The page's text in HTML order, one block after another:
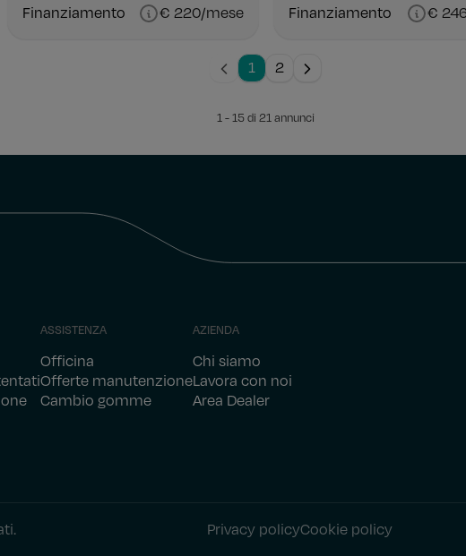
Finanziamento € 220/mese Finanziamento €
1 2
1 - 15 di 21 annunci
ASSISTENZA
Officina
Offerte manutenzione
Cambio gomme
AZIENDA
Chi siamo
Lavora con noi
Area Dealer
Privacy policyCookie policy